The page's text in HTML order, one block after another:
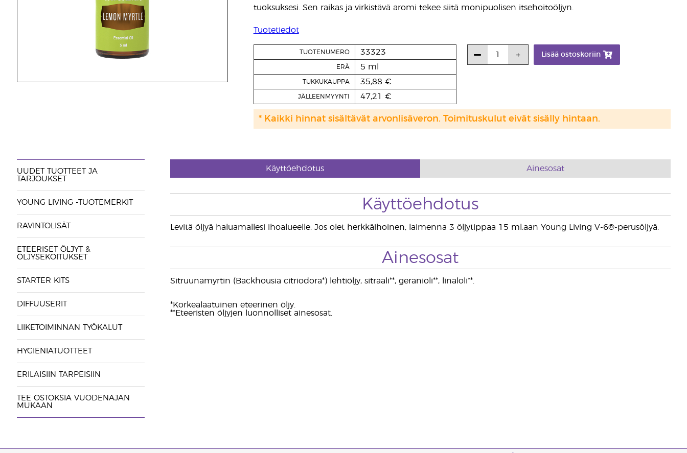
tuoksuksesi. Sen raikas ja virkistävä aromi tekee siitä monipuolisen itsehoitoöljyn.
Tuotetiedot
TUOTENUMERO 33323
ERÄ 5 ml
TUKKUKAUPPA 35,88 €
JÄLLEENMYYNTI 47,21 €
Lisää ostoskoriin
* Kaikki hinnat sisältävät arvonlisäveron. Toimituskulut eivät sisälly hintaan.
UUDET TUOTTEET JA
TARJOUKSET
YOUNG LIVING -TUOTEMERKIT
RAVINTOLISÄT
ETEERISET ÖLJYT &
ÖLJYSEKOITUKSET
STARTER KITS
DIFFUUSERIT
LIIKETOIMINNAN TYÖKALUT
HYGIENIATUOTTEET
ERILAISIIN TARPEISIIN
TEE OSTOKSIA VUODENAJAN
MUKAAN
Käyttöehdotus Ainesosat
Käyttöehdotus
Levitä öljyä haluamallesi ihoalueelle. Jos olet herkkäihoinen, laimenna 3 öljytippaa 15 ml:aan Young Living V-6®-perusöljyä.
Ainesosat
Sitruunamyrtin (Backhousia citriodora*) lehtiöljy, sitraali**, geranioli**, linaloli**.
*Korkealaatuinen eteerinen öljy.
**Eteeristen öljyjen luonnolliset ainesosat.